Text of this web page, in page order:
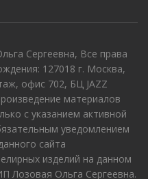
Сергеевна, Все права
127018 г. Москва,
офис 702, БЦ JAZZ
материалов
с указанием активной
уведомлением
сайта
изделий на данном
Лозовая Ольга Сергеевна.